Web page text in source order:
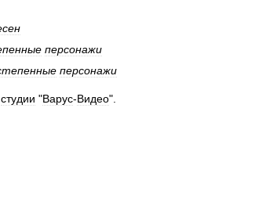
персонажи
персонажи
студии "Варус-Видео".